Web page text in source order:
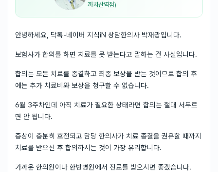
까치산역점)
안녕하세요, 닥톡-네이버 지식iN 상담한의사 박재광입니다.
보험사가 합의를 하면 치료를 못 받는다고 말하는 건 사실입니다.
합의는 모든 치료를 종결하고 최종 보상을 받는 것이므로 합의 후
에는 추가 치료비와 보상을 청구할 수 없습니다.
6월 3주차인데 아직 치료가 필요한 상태라면 합의는 절대 서두르
면 안 됩니다.
증상이 충분히 호전되고 담당 한의사가 치료 종결을 권유할 때까지
치료를 받으신 후 합의하시는 것이 가장 유리합니다.
가까운 한의원이나 한방병원에서 진료를 받으시면 좋겠습니다.